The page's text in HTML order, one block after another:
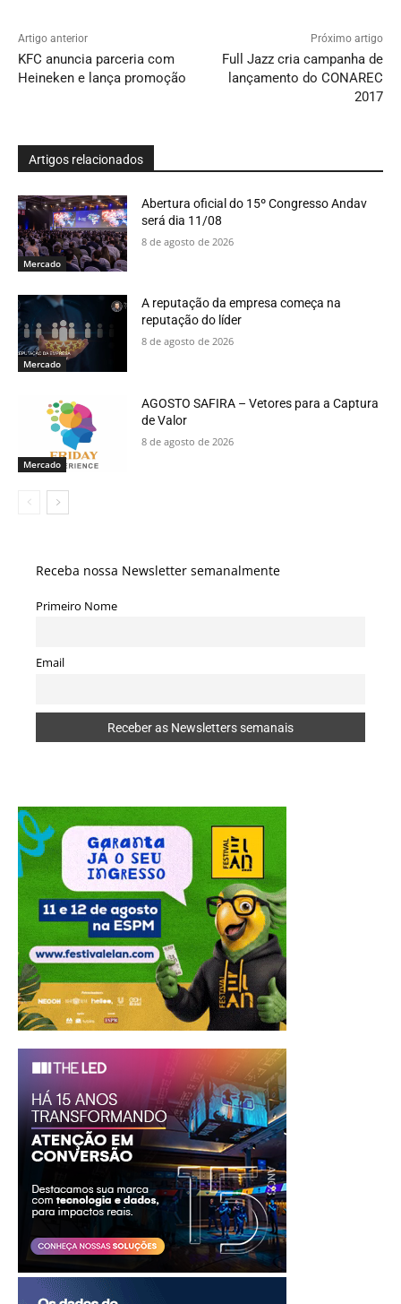
Artigo anterior
KFC anuncia parceria com
Heineken e lança promoção
Próximo artigo
Full Jazz cria campanha de
lançamento do CONAREC
2017
Artigos relacionados
Mercado
Abertura oficial do 15º Congresso Andav
será dia 11/08
8 de agosto de 2026
Mercado
A reputação da empresa começa na
reputação do líder
8 de agosto de 2026
Mercado
AGOSTO SAFIRA – Vetores para a Captura
de Valor
8 de agosto de 2026
Receba nossa Newsletter semanalmente
Primeiro Nome
Email